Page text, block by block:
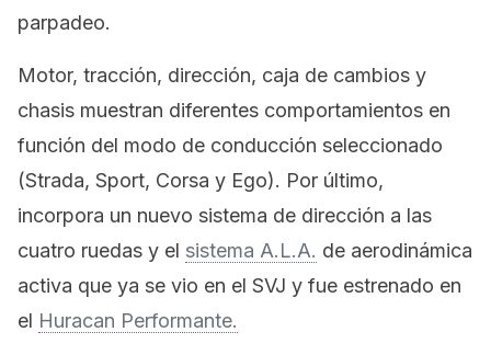
parpadeo.
Motor, tracción, dirección, caja de cambios y
chasis muestran diferentes comportamientos en
función del modo de conducción seleccionado
(Strada, Sport, Corsa y Ego). Por último,
incorpora un nuevo sistema de dirección a las
cuatro ruedas y el sistema A.L.A. de aerodinámica
activa que ya se vio en el SVJ y fue estrenado en
el Huracan Performante.